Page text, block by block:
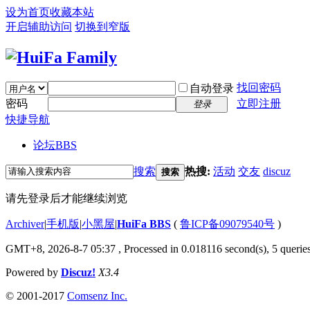
设为首页收藏本站
开启辅助访问 切换到窄版
自动登录 找回密码
密码
登录
立即注册
快捷导航
论坛BBS
搜索 搜索 热搜: 活动 交友 discuz
请先登录后才能继续浏览
Archiver|手机版|小黑屋|HuiFa BBS ( 鲁ICP备09079540号 )
GMT+8, 2026-8-7 05:37 , Processed in 0.018116 second(s), 5
Powered by Discuz! X3.4
© 2001-2017 Comsenz Inc.